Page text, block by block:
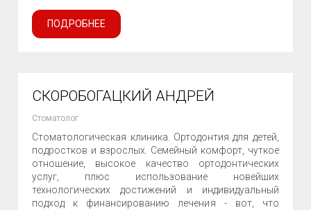
ПОДРОБНЕЕ
СКОРОБОГАЦКИЙ АНДРЕЙ
Стоматолог
Стоматологическая клиника. Ортодонтия для детей,
подростков и взрослых. Семейный комфорт, чуткое
отношение, высокое качество ортодонтических
услуг, плюс использование новейших
технологических достижений и индивидуальный
подход к финансированию лечения - вот, что